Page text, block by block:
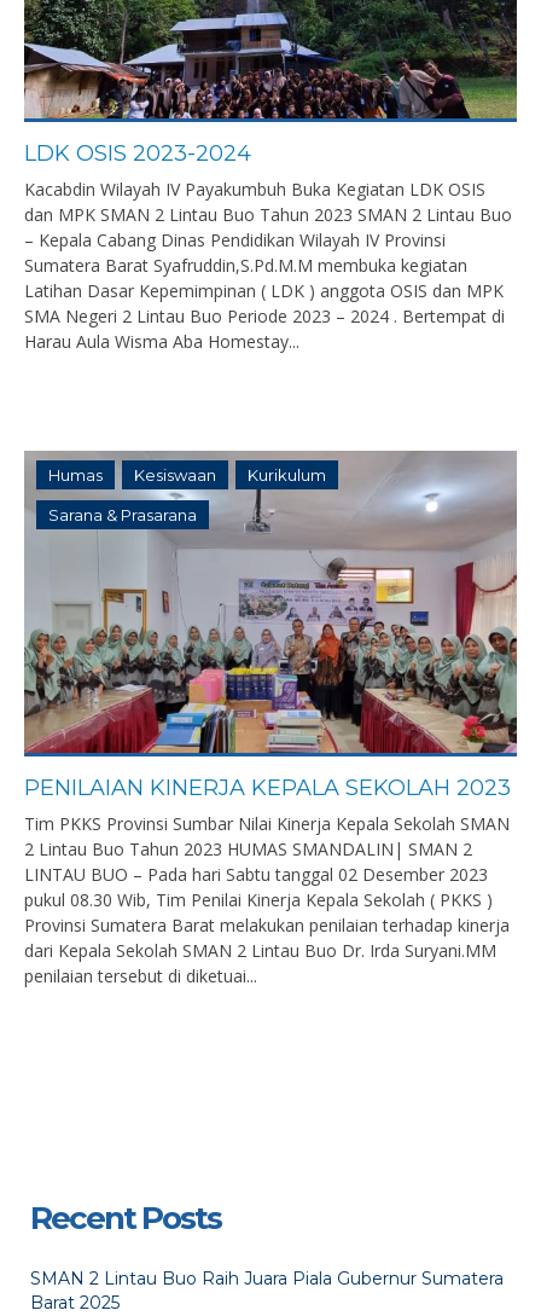
LDK OSIS 2023-2024
Kacabdin Wilayah IV Payakumbuh Buka Kegiatan LDK OSIS
dan MPK SMAN 2 Lintau Buo Tahun 2023 SMAN 2 Lintau Buo
– Kepala Cabang Dinas Pendidikan Wilayah IV Provinsi
Sumatera Barat Syafruddin,S.Pd.M.M membuka kegiatan
Latihan Dasar Kepemimpinan ( LDK ) anggota OSIS dan MPK
SMA Negeri 2 Lintau Buo Periode 2023 – 2024 . Bertempat di
Harau Aula Wisma Aba Homestay...
Humas Kesiswaan Kurikulum
Sarana & Prasarana
PENILAIAN KINERJA KEPALA SEKOLAH 2023
Tim PKKS Provinsi Sumbar Nilai Kinerja Kepala Sekolah SMAN
2 Lintau Buo Tahun 2023 HUMAS SMANDALIN| SMAN 2
LINTAU BUO – Pada hari Sabtu tanggal 02 Desember 2023
pukul 08.30 Wib, Tim Penilai Kinerja Kepala Sekolah ( PKKS )
Provinsi Sumatera Barat melakukan penilaian terhadap kinerja
dari Kepala Sekolah SMAN 2 Lintau Buo Dr. Irda Suryani.MM
penilaian tersebut di diketuai...
Recent Posts
SMAN 2 Lintau Buo Raih Juara Piala Gubernur Sumatera
Barat 2025